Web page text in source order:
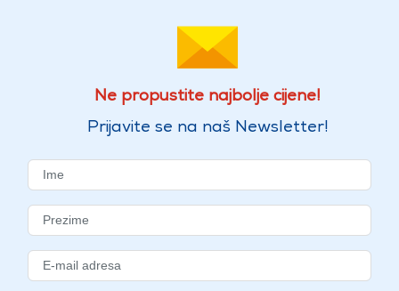
Ne propustite najbolje cijene!
Prijavite se na naš Newsletter!